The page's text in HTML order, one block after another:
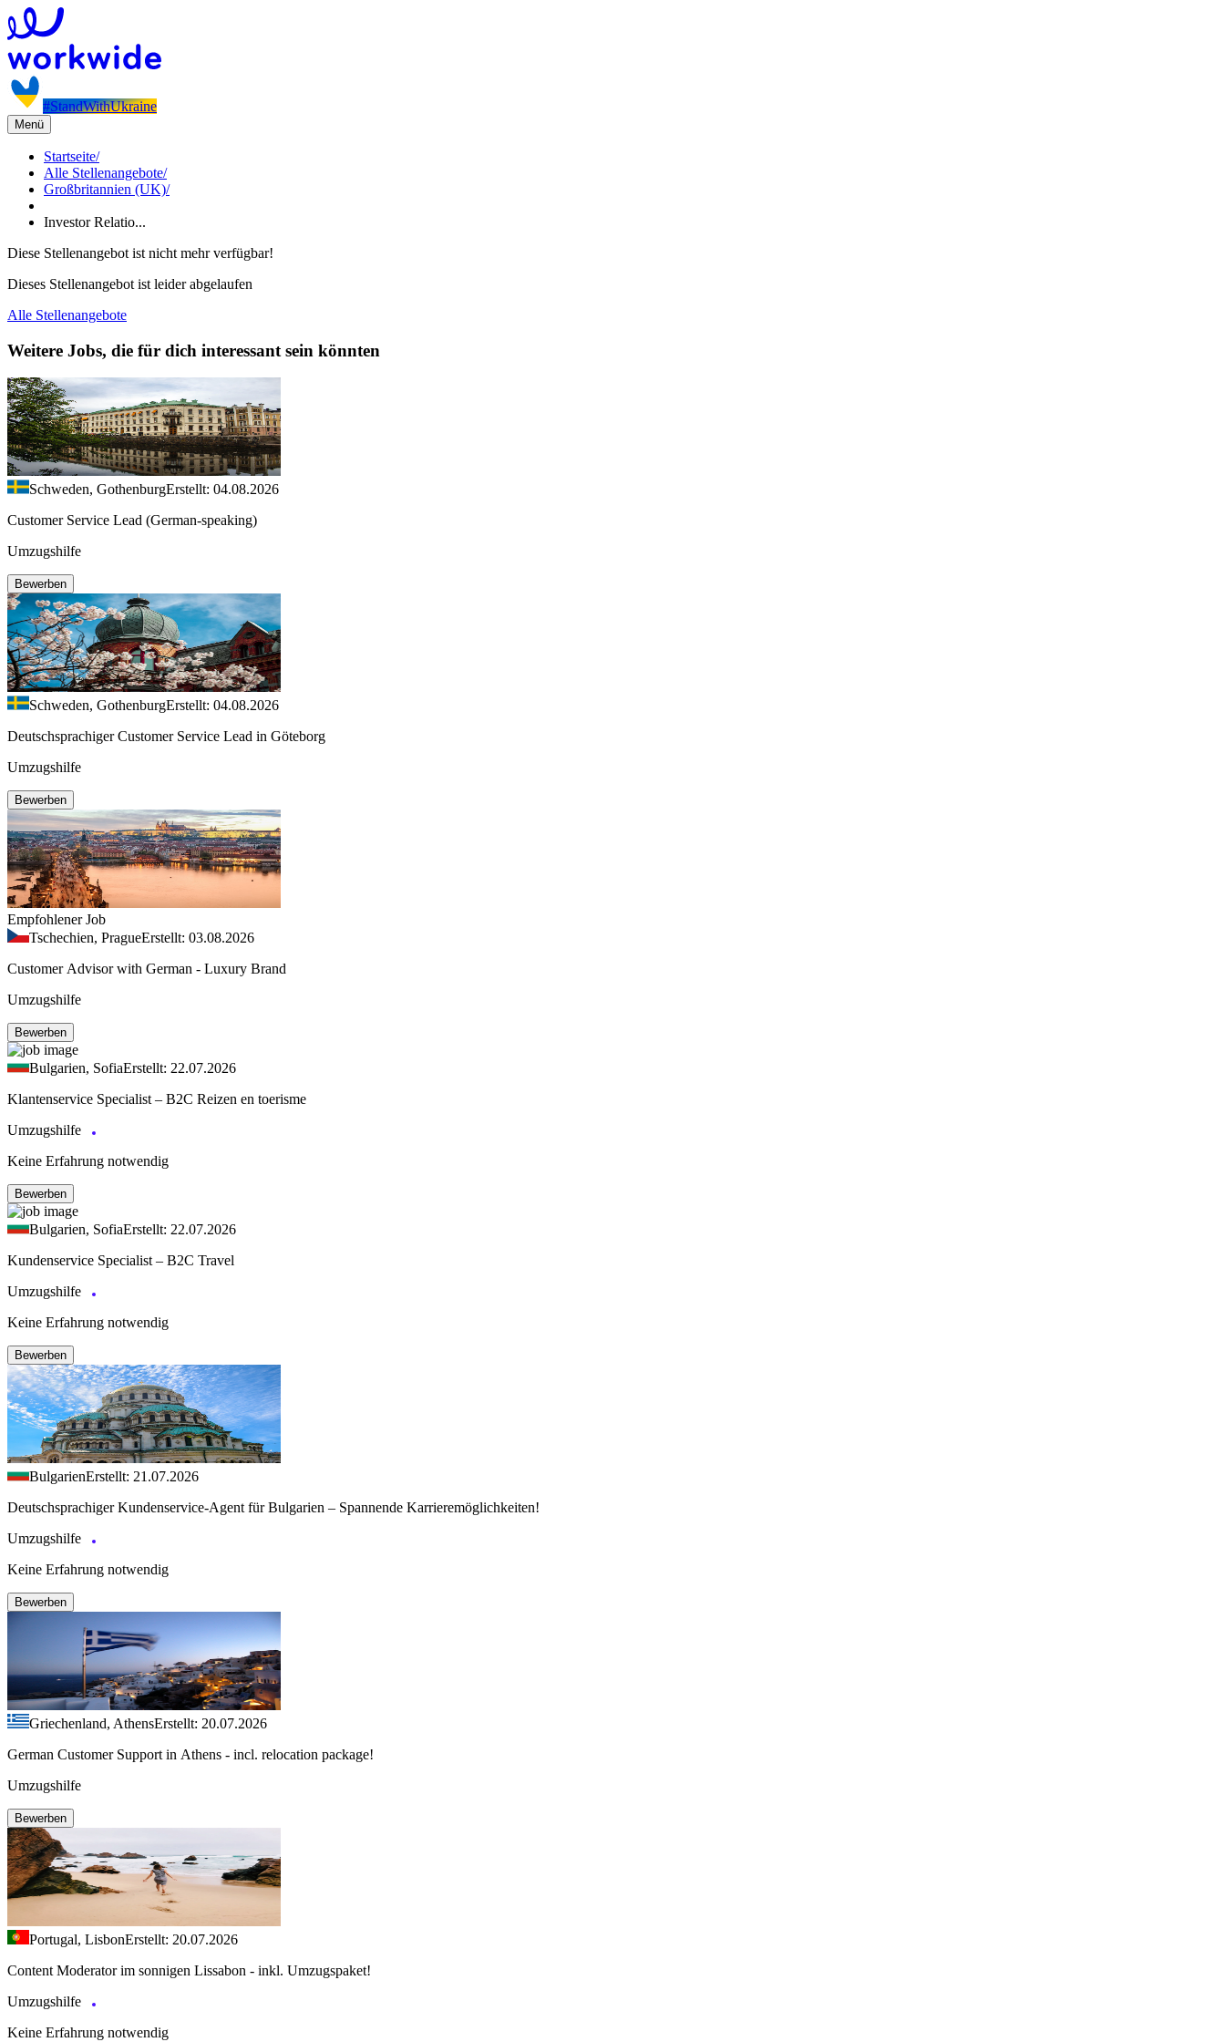
#StandWithUkraine
Menü
Startseite/
Alle Stellenangebote/
Großbritannien (UK)/
Investor Relatio...
Diese Stellenangebot ist nicht mehr verfügbar!
Dieses Stellenangebot ist leider abgelaufen
Alle Stellenangebote
Weitere Jobs, die für dich interessant sein könnten
Schweden, GothenburgErstellt: 04.08.2026
Customer Service Lead (German-speaking)
Umzugshilfe
Bewerben
Schweden, GothenburgErstellt: 04.08.2026
Deutschsprachiger Customer Service Lead in Göteborg
Umzugshilfe
Bewerben
Empfohlener Job
Tschechien, PragueErstellt: 03.08.2026
Customer Advisor with German - Luxury Brand
Umzugshilfe
Bewerben
Bulgarien, SofiaErstellt: 22.07.2026
Klantenservice Specialist – B2C Reizen en toerisme
Umzugshilfe
Keine Erfahrung notwendig
Bewerben
Bulgarien, SofiaErstellt: 22.07.2026
Kundenservice Specialist – B2C Travel
Umzugshilfe
Keine Erfahrung notwendig
Bewerben
BulgarienErstellt: 21.07.2026
Deutschsprachiger Kundenservice-Agent für Bulgarien – Spannende Karrieremöglichkeiten!
Umzugshilfe
Keine Erfahrung notwendig
Bewerben
Griechenland, AthensErstellt: 20.07.2026
German Customer Support in Athens - incl. relocation package!
Umzugshilfe
Bewerben
Portugal, LisbonErstellt: 20.07.2026
Content Moderator im sonnigen Lissabon - inkl. Umzugspaket!
Umzugshilfe
Keine Erfahrung notwendig